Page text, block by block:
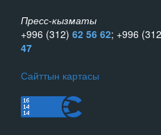
Пресс-кызматы
+996 (312) 62 56 62; +996
47
Сайттын картасы